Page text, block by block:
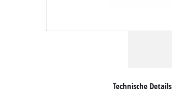
Technische Details